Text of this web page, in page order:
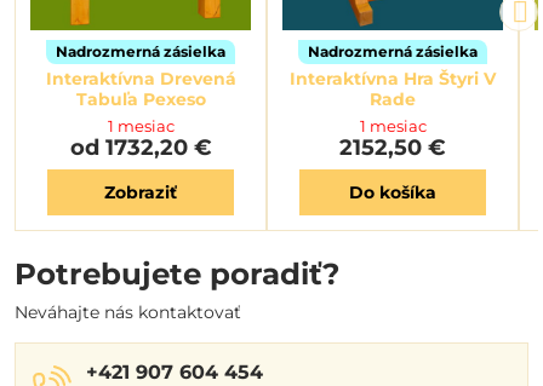
Nadrozmerná zásielka
Interaktívna Drevená
Tabuľa Pexeso
1 mesiac
od 1732,20 €
Zobraziť
Nadrozmerná zásielka
Interaktívna Hra Štyri V
Rade
1 mesiac
2152,50 €
Do košíka
Potrebujete poradiť?
Neváhajte nás kontaktovať
+421 907 604 454